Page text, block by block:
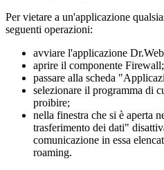
Per vietare a un'applicazione
seguenti operazioni:
avviare l'applicazione
aprire il componente Firewall;
passare alla scheda
selezionare il programma di
proibire;
nella finestra che si è aperta
trasferimento dei dati"
comunicazione in essa
roaming.